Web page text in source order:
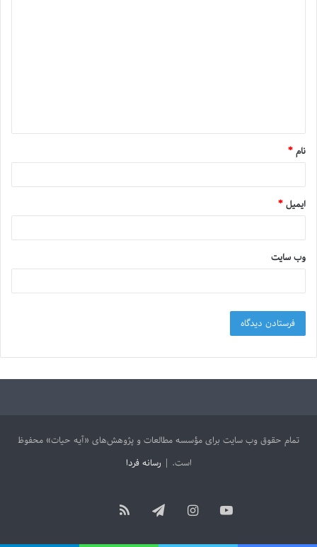
نام*
ایمیل*
وب‌ سایت
تمام حقوق وب سایت برای مؤسسه مطالعات و پژوهش‌های «آیه حیات» محفوظ
است. | رسانه فردا
یوتیوباینستاگرامتلگرامخوراک